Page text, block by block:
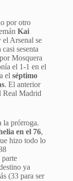
por otro
Kai
el Arsenal se
sesenta
Mosquera
el 1-1 en el
el séptimo
. El anterior
Real Madrid
la prórroga.
en el 76,
hizo todo lo
ya
(33 para ser